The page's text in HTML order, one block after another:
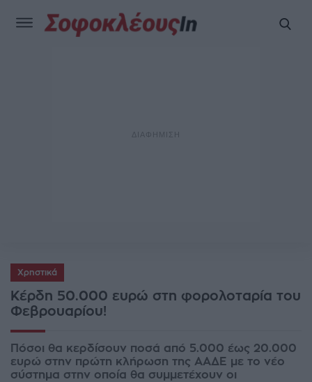
Χρηστικά
Κέρδη 50.000 ευρώ στη φορολοταρία του
Φεβρουαρίου!
Πόσοι θα κερδίσουν ποσά από 5.000 έως 20.000
ευρώ στην πρώτη κλήρωση της ΑΑΔΕ με το νέο
σύστημα στην οποία θα συμμετέχουν οι